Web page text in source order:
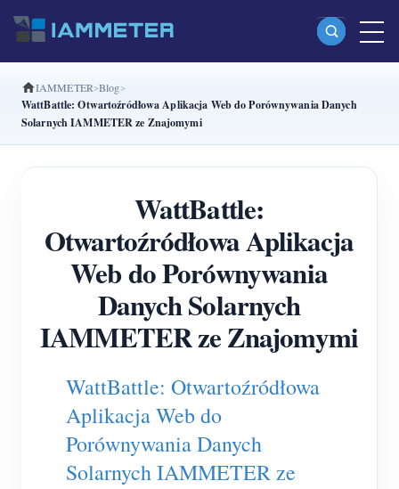
Produkty
Jednofazowy licznik energii Wi-Fi (WEM3080)
Dwufazowy licznik energii Wi-Fi split-phase
(WEM2067)
Trójfazowy licznik energii Wi-Fi (WEM3080T)
Trójfazowy licznik energii Wi-Fi (WEM3046T)
Trójfazowy licznik energii Wi-Fi (WEM3050T)
Kontroler mocy WiFi
Usługa self-hosting
Ładowarka EV
Symulator IAMMETER
IAMMETER Blog
WattBattle: Otwartoźródłowa Aplikacja Web do Porównywania Danych
Solarnych IAMMETER ze Znajomymi
WattBattle:
Otwartoźródłowa Aplikacja
Web do Porównywania
Danych Solarnych
IAMMETER ze Znajomymi
WattBattle: Otwartoźródłowa
Aplikacja Web do
Porównywania Danych
Solarnych IAMMETER ze